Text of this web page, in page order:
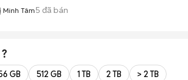
Minh Tâm5 đã bán
GB 512 GB 1 TB 2 TB > 2 TB